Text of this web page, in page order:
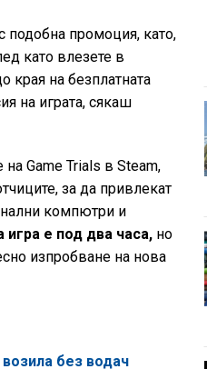
подобна промоция, като,
като влезете в
края на безплатната
на играта, сякаш
Game Trials в Steam,
за да привлекат
компютри и
игра е под два часа, но
изпробване на нова
без водач